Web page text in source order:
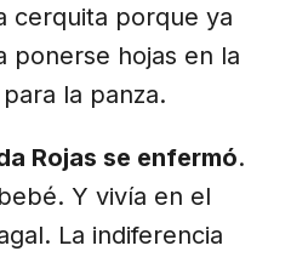
cerquita porque ya
ponerse hojas en la
la panza.
Rojas se enfermó.
Y vivía en el
La indiferencia